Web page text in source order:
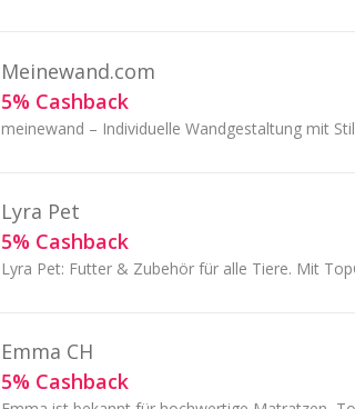
Meinewand.com
5% Cashback
meinewand – Individuelle Wandgestaltung mit Stil
Lyra Pet
5% Cashback
Emma CH
5% Cashback